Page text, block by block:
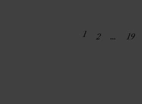
1 2 … 19